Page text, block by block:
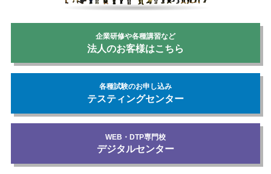
企業研修や各種講習など
法人のお客様はこちら
各種試験のお申し込み
テスティングセンター
WEB・DTP専門校
デジタルセンター